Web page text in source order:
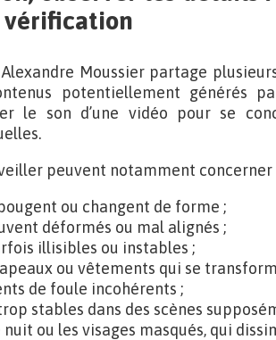
vérification
Moussier partage
potentiellement générés
le son d’une vidéo pour se
peuvent notamment concerner
ou changent de forme ;
déformés ou mal alignés ;
illisibles ou instables ;
ou vêtements qui se
de foule incohérents ;
stables dans des scènes
nuit ou les visages masqués, qui